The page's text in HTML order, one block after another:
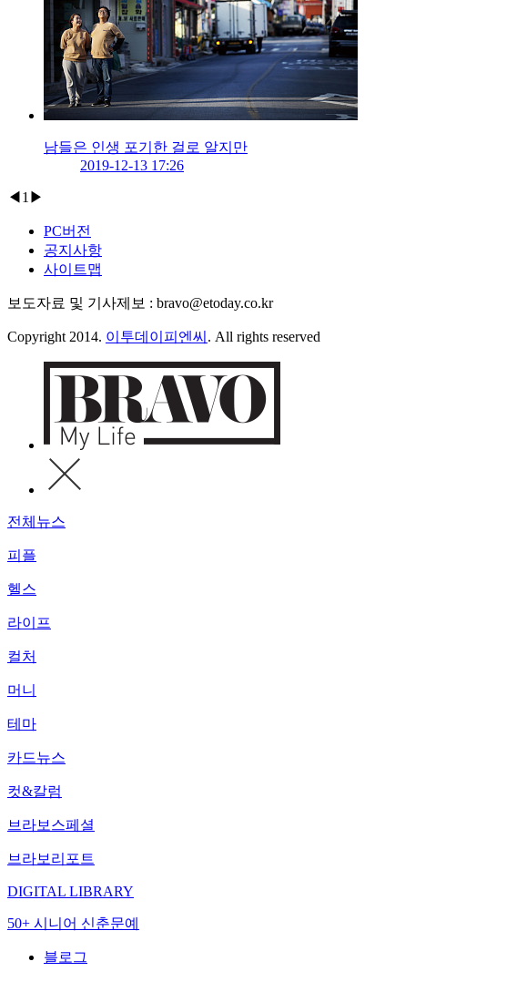
남들은 인생 포기한 걸로 알지만
2019-12-13 17:26
◀ 1 ▶
PC버전
공지사항
사이트맵
보도자료 및 기사제보 : bravo@etoday.co.kr
Copyright 2014. 이투데이피엔씨 . All rights reserved
전체뉴스
피플
헬스
라이프
컬처
머니
테마
카드뉴스
컷&칼럼
브라보스페셜
브라보리포트
DIGITAL LIBRARY
50+ 시니어 신춘문예
블로그